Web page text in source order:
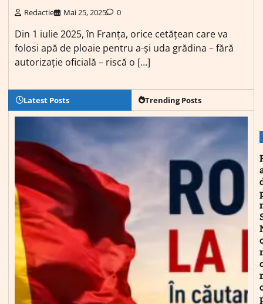
Redactie Mai 25, 2025 0
Din 1 iulie 2025, în Franța, orice cetățean care va
folosi apă de ploaie pentru a-și uda grădina – fără
autorizație oficială – riscă o […]
Latest Posts Trending Posts